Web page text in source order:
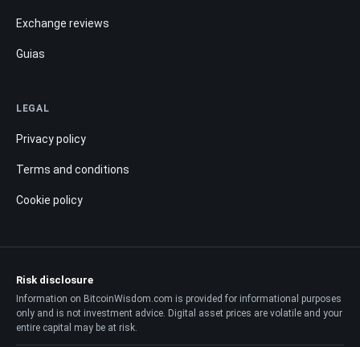
Exchange reviews
Guias
LEGAL
Privacy policy
Terms and conditions
Cookie policy
Risk disclosure
Information on BitcoinWisdom.com is provided for informational purposes
only and is not investment advice. Digital asset prices are volatile and your
entire capital may be at risk.